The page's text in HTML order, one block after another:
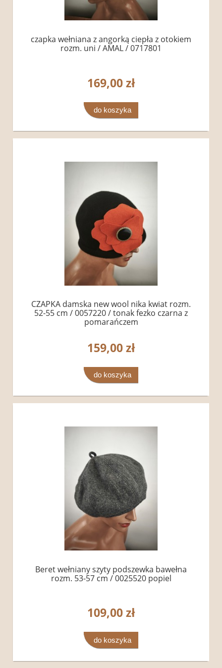
czapka wełniana z angorką ciepła z otokiem
rozm. uni / AMAL / 0717801
169,00 zł
do koszyka
CZAPKA damska new wool nika kwiat rozm.
52-55 cm / 0057220 / tonak fezko czarna z
pomarańczem
159,00 zł
do koszyka
Beret wełniany szyty podszewka bawełna
rozm. 53-57 cm / 0025520 popiel
109,00 zł
do koszyka